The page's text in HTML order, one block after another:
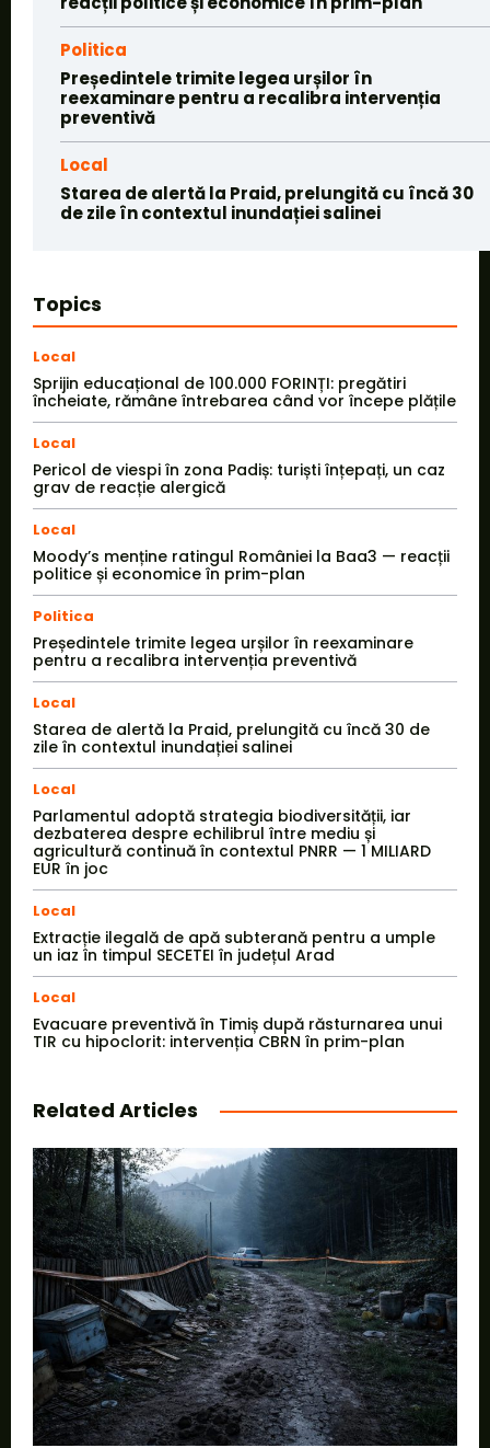
Politica
Președintele trimite legea urșilor în
reexaminare pentru a recalibra intervenția
preventivă
Local
Starea de alertă la Praid, prelungită cu încă 30
de zile în contextul inundației salinei
Topics
Local
Sprijin educațional de 100.000 FORINȚI: pregătiri
încheiate, rămâne întrebarea când vor începe plățile
Local
Pericol de viespi în zona Padiș: turiști înțepați, un caz
grav de reacție alergică
Local
Moody’s menține ratingul României la Baa3 — reacții
politice și economice în prim-plan
Politica
Președintele trimite legea urșilor în reexaminare
pentru a recalibra intervenția preventivă
Local
Starea de alertă la Praid, prelungită cu încă 30 de
zile în contextul inundației salinei
Local
Parlamentul adoptă strategia biodiversității, iar
dezbaterea despre echilibrul între mediu și
agricultură continuă în contextul PNRR — 1 MILIARD
EUR în joc
Local
Extracție ilegală de apă subterană pentru a umple
un iaz în timpul SECETEI în județul Arad
Local
Evacuare preventivă în Timiș după răsturnarea unui
TIR cu hipoclorit: intervenția CBRN în prim-plan
Related Articles